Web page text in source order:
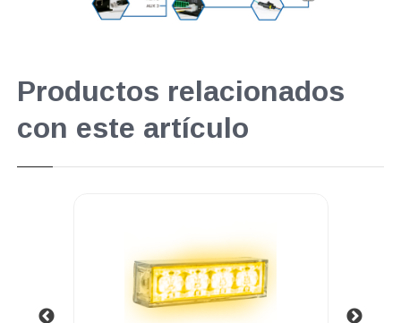
Productos relacionados
con este artículo